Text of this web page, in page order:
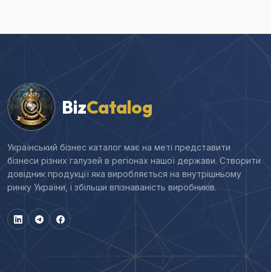
BizCatalog
Український бізнес каталог має на меті представити
бізнеси різних галузей в регіонах нашої держави. Створити
довідник продукції яка виробляється на внутрішньому
ринку України, і збільши впізнаваність виробників.